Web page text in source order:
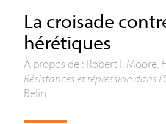
La croisade
hérétiques
À propos de : Robert I. Moore,
Résistances et répression dans
Belin